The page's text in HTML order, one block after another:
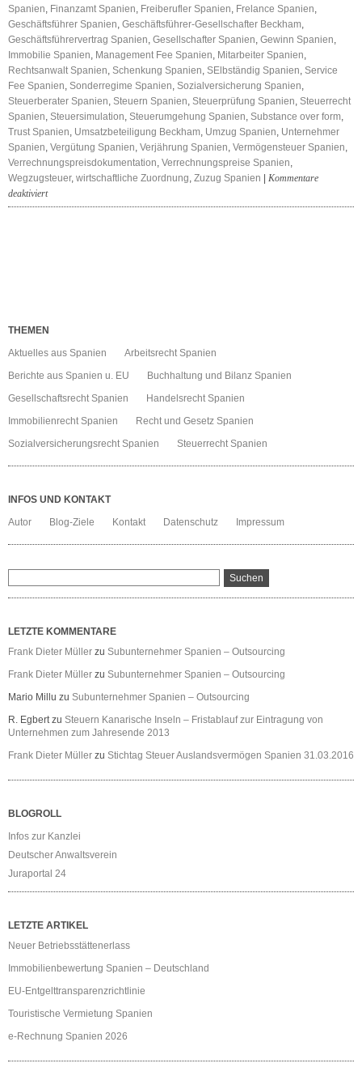
Spanien, Finanzamt Spanien, Freiberufler Spanien, Frelance Spanien,
Geschäftsführer Spanien, Geschäftsführer-Gesellschafter Beckham,
Geschäftsführervertrag Spanien, Gesellschafter Spanien, Gewinn Spanien,
Immobilie Spanien, Management Fee Spanien, Mitarbeiter Spanien,
Rechtsanwalt Spanien, Schenkung Spanien, SElbständig Spanien, Service
Fee Spanien, Sonderregime Spanien, Sozialversicherung Spanien,
Steuerberater Spanien, Steuern Spanien, Steuerprüfung Spanien, Steuerrecht
Spanien, Steuersimulation, Steuerumgehung Spanien, Substance over form,
Trust Spanien, Umsatzbeteiligung Beckham, Umzug Spanien, Unternehmer
Spanien, Vergütung Spanien, Verjährung Spanien, Vermögensteuer Spanien,
Verrechnungspreisdokumentation, Verrechnungspreise Spanien,
Wegzugsteuer, wirtschaftliche Zuordnung, Zuzug Spanien
Kommentare
deaktiviertfür
Risiko
THEMEN
Aktuelles aus Spanien
Arbeitsrecht Spanien
Berichte aus Spanien u. EU
Buchhaltung und Bilanz Spanien
Gesellschaftsrecht Spanien
Handelsrecht Spanien
Immobilienrecht Spanien
Recht und Gesetz Spanien
Sozialversicherungsrecht Spanien
Steuerrecht Spanien
INFOS UND KONTAKT
Autor
Blog-Ziele Kontakt Datenschutz Impressum
LETZTE KOMMENTARE
Frank Dieter Müller zu Subunternehmer Spanien – Outsourcing
Frank Dieter Müller zu Subunternehmer Spanien – Outsourcing
Mario Millu zu Subunternehmer Spanien – Outsourcing
R. Egbertzu Steuern Kanarische Inseln – Fristablauf zur Eintragung von
Unternehmen zum Jahresende 2013
Frank Dieter Müller zu Stichtag Steuer Auslandsvermögen Spanien 31.03.2016
BLOGROLL
Infos zur Kanzlei
Deutscher Anwaltsverein
Juraportal 24
LETZTE ARTIKEL
Neuer Betriebsstättenerlass
Immobilienbewertung Spanien – Deutschland
EU-Entgelttransparenzrichtlinie
Touristische Vermietung Spanien
e-Rechnung Spanien 2026